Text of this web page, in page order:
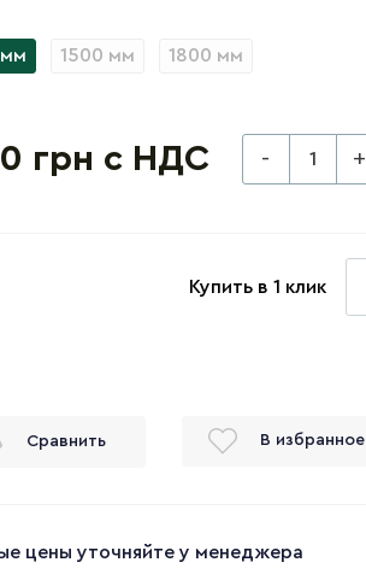
1500 мм 1800 мм
грн с НДС - +
Купить в 1 клик
Сравнить В избранное
цены уточняйте у менеджера